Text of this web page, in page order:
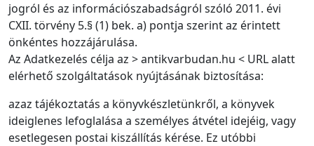
jogról és az információszabadságról szóló 2011. évi
CXII. törvény 5.§ (1) bek. a) pontja szerint az érintett
önkéntes hozzájárulása.
Az Adatkezelés célja az > antikvarbudan.hu < URL alatt
elérhető szolgáltatások nyújtásának biztosítása:
azaz tájékoztatás a könyvkészletünkről, a könyvek
ideiglenes lefoglalása a személyes átvétel idejéig, vagy
esetlegesen postai kiszállítás kérése. Ez utóbbi